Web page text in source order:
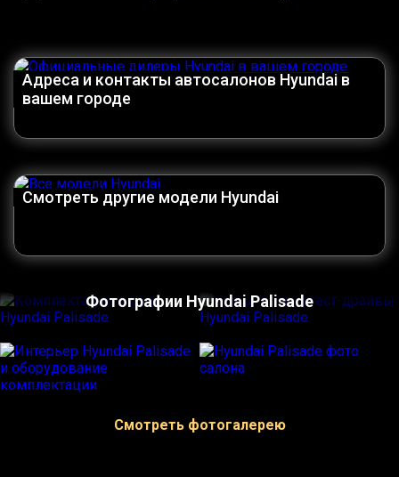
Адреса и контакты автосалонов Hyundai в
вашем городе
Смотреть другие модели Hyundai
Фотографии Hyundai Palisade
Смотреть фотогалерею